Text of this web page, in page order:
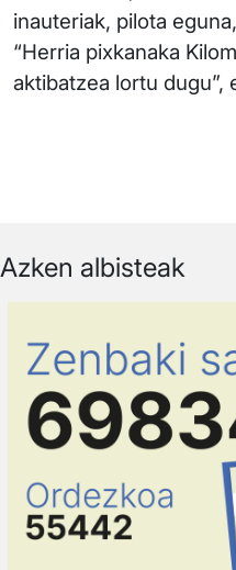
inauteriak, pilota
“Herria pixkanaka
aktibatzea lortu dugu”,
Azken albisteak